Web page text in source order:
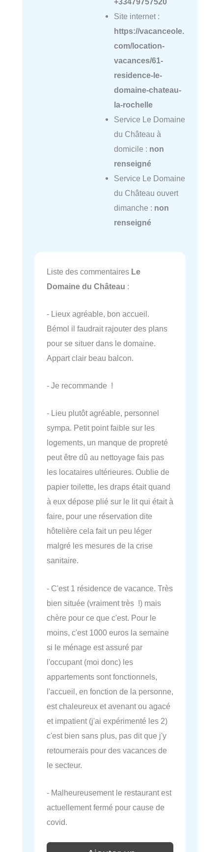
Site internet :
https://vacanceole.
com/location-
vacances/61-
residence-le-
domaine-chateau-
la-rochelle
Service Le Domaine
du Château à
domicile : non
renseigné
Service Le Domaine
du Château ouvert
dimanche : non
renseigné
Liste des commentaires Le
Domaine du Château :
- Lieux agréable, bon accueil.
Bémol il faudrait rajouter des plans
pour se situer dans le domaine.
Appart clair beau balcon.
- Je recommande !
- Lieu plutôt agréable, personnel
sympa. Petit point faible sur les
logements, un manque de propreté
peut être dû au nettoyage fais pas
les locataires ultérieures. Oublie de
papier toilette, les draps était quand
à eux dépose plié sur le lit qui était à
faire, pour une réservation dite
hôtelière cela fait un peu léger
malgré les mesures de la crise
sanitaire.
- C'est 1 résidence de vacance. Très
bien située (vraiment très !) mais
chère pour ce que c'est. Pour le
moins, c'est 1000 euros la semaine
si le ménage est assuré par
l'occupant (moi donc) les
appartements sont fonctionnels,
l'accueil, en fonction de la personne,
est chaleureux et avenant ou agacé
et impatient (j'ai expérimenté les 2)
c'est bien sans plus, pas dit que j'y
retournerais pour des vacances de
le secteur.
- Malheureusement le restaurant est
actuellement fermé pour cause de
covid.